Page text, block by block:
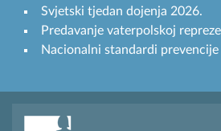
Svjetski tjedan dojenja 2026.
Predavanje vaterpolskoj
Nacionalni standardi